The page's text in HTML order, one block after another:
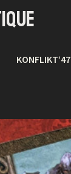
KONFLIKT’47